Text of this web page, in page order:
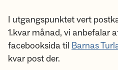
I utgangspunktet vert
1.kvar månad, vi anbefalar
facebooksida til Barnas
kvar post der.